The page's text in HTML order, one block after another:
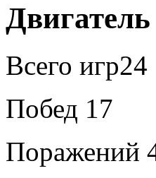
Всего игр24
Побед 17
Поражений